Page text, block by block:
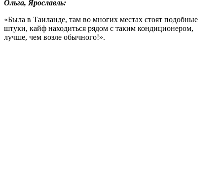
Ольга, Ярославль:
«Была в Таиланде, там во многих местах стоят подобные
штуки, кайф находиться рядом с таким кондиционером,
лучше, чем возле обычного!».